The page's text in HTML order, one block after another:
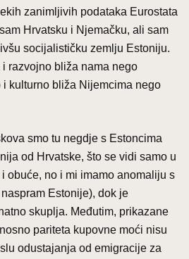
zanimljivih podataka Eurostata
Hrvatsku i Njemačku, ali sam
socijalističku zemlju Estoniju.
razvojno bliža nama nego
kulturno bliža Nijemcima nego
smo tu negdje s Estoncima
od Hrvatske, što se vidi samo u
obuće, no i mi imamo anomaliju s
Estonije), dok je
skuplja. Međutim, prikazane
pariteta kupovne moći nisu
odustajanja od emigracije za